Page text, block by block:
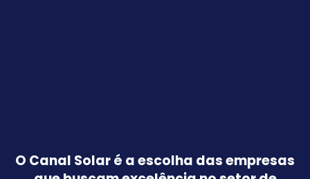
O Canal Solar é a escolha das empresas